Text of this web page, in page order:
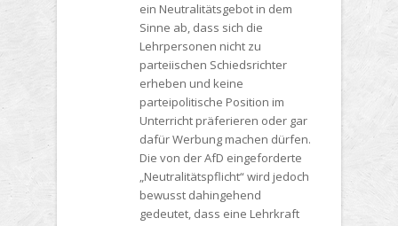
ein Neutralitätsgebot in dem
Sinne ab, dass sich die
Lehrpersonen nicht zu
parteiischen Schiedsrichter
erheben und keine
parteipolitische Position im
Unterricht präferieren oder gar
dafür Werbung machen dürfen.
Die von der AfD eingeforderte
„Neutralitätspflicht“ wird jedoch
bewusst dahingehend
gedeutet, dass eine Lehrkraft